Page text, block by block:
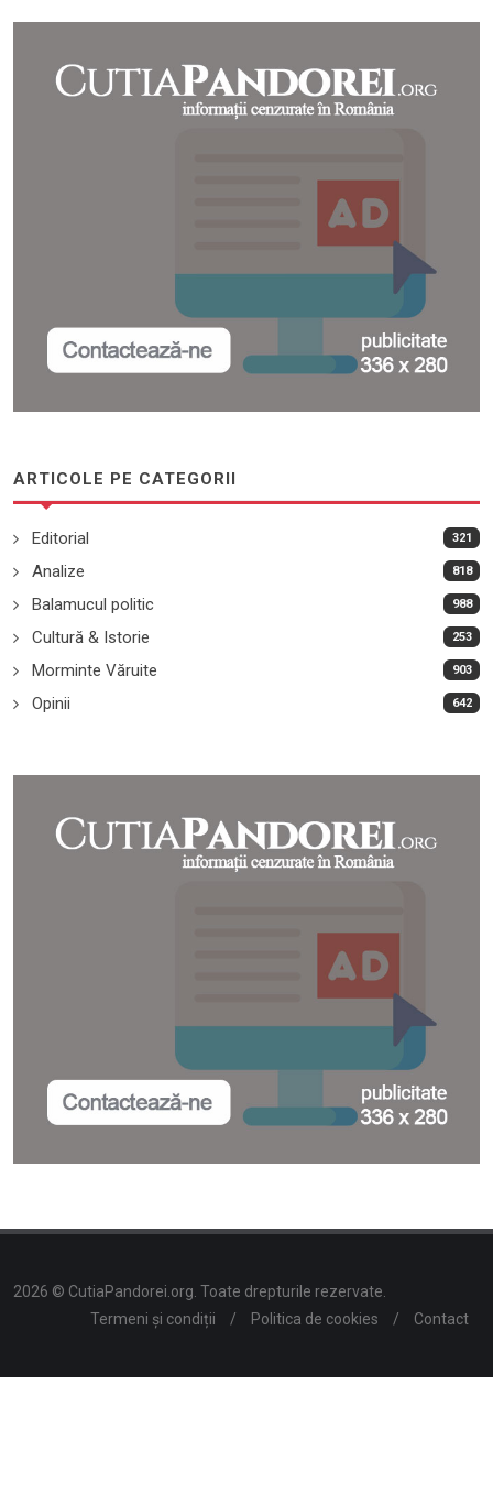
ARTICOLE PE CATEGORII
Editorial 321
Analize 818
Balamucul politic 988
Cultură & Istorie 253
Morminte Văruite 903
Opinii 642
2026 © CutiaPandorei.org. Toate drepturile rezervate.
Termeni și condiții
/ Politica de cookies / Contact